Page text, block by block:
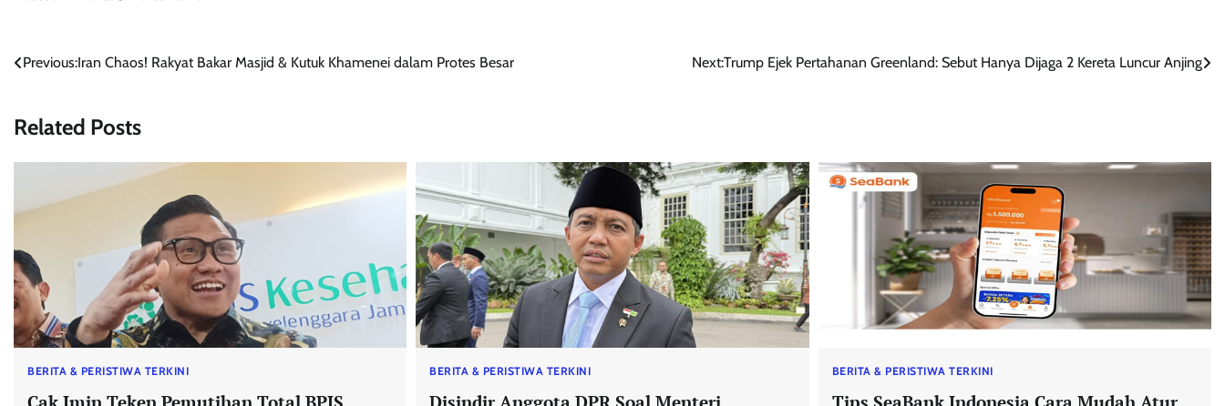
Navigasi
Previous:Iran Chaos! Rakyat Bakar Masjid & Kutuk Khamenei dalam Protes Besar Next:Trump Ejek Pertahanan Greenland: Sebut Hanya Dijaga 2 Kereta Luncur Anjing
Related Posts
BERITA & PERISTIWA TERKINI BERITA & PERISTIWA TERKINI BERITA & PERISTIWA TERKINI